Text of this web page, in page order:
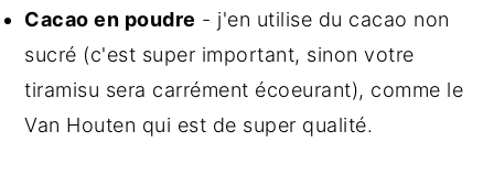
Cacao en poudre - j'en utilise du cacao non
sucré (c'est super important, sinon votre
tiramisu sera carrément écoeurant), comme le
Van Houten qui est de super qualité.